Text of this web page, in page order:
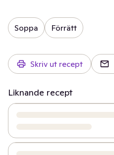
Soppa Förrätt
Skriv ut recept
Liknande recept